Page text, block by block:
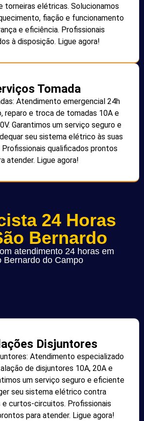
torneiras elétricas. Solucionamos
fiação e funcionamento
e eficiência. Profissionais
à disposição. Ligue agora!
Tomada
Atendimento emergencial 24h
reparo e troca de tomadas 10A e
Garantimos um serviço seguro e
seu sistema elétrico às suas
qualificados prontos
atender. Ligue agora!
24 Horas
Bernardo
atendimento 24 horas em
Bernardo do Campo
Disjuntores
Atendimento especializado
de disjuntores 10A, 20A e
um serviço seguro e eficiente
seu sistema elétrico contra
e curtos-circuitos. Profissionais
para atender. Ligue agora!